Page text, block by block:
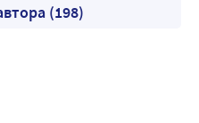
(198)